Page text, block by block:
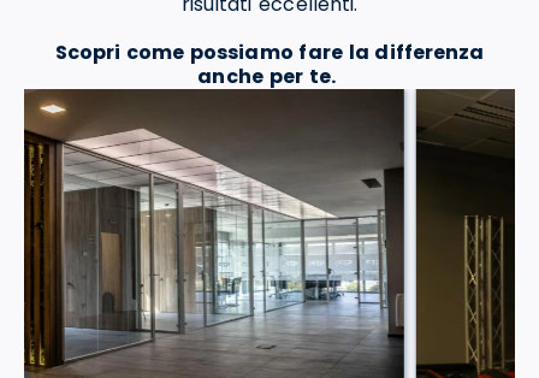
Scopri come possiamo fare la differenza
anche per te.